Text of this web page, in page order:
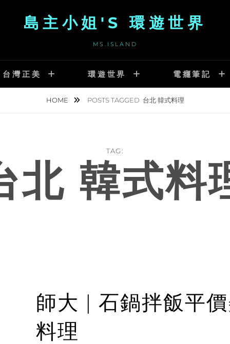
島主小姐'S 環遊世界
MS.ISLAND
台灣正美 環遊世界 電癮筆記
HOME POSTS TAGGED 台北 韓式料理
TAG:
北 韓式料
師大 | 石鍋拌飯平
料理